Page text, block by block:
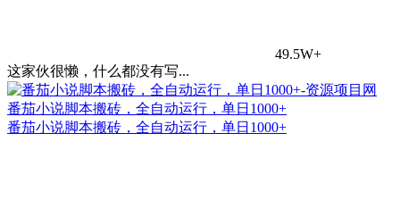
49.5W+
这家伙很懒，什么都没有写...
番茄小说脚本搬砖，全自动运行，单日1000+
番茄小说脚本搬砖，全自动运行，单日1000+